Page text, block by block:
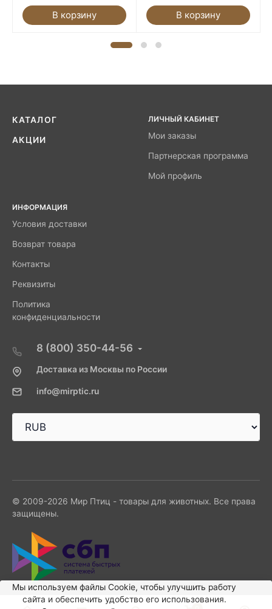
В корзину В корзину
КАТАЛОГ
АКЦИИ
ЛИЧНЫЙ КАБИНЕТ
Мои заказы
Партнерская программа
Мой профиль
ИНФОРМАЦИЯ
Условия доставки
Возврат товара
Контакты
Реквизиты
Политика
конфиденциальности
8 (800) 350-44-56
Доставка из Москвы по России
info@mirptic.ru
© 2009-2026 Мир Птиц - товары для животных. Все права
защищены.
Мы используем файлы Сookie, чтобы улучшить работу
сайта и обеспечить удобство его использования.